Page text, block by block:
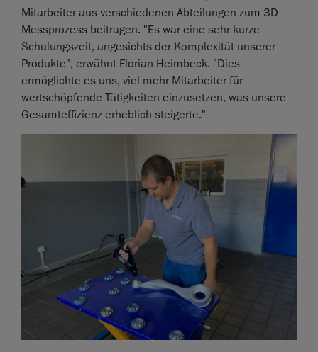
Mitarbeiter aus verschiedenen Abteilungen zum 3D-
Messprozess beitragen. "Es war eine sehr kurze
Schulungszeit, angesichts der Komplexität unserer
Produkte", erwähnt Florian Heimbeck. "Dies
ermöglichte es uns, viel mehr Mitarbeiter für
wertschöpfende Tätigkeiten einzusetzen, was unsere
Gesamteffizienz erheblich steigerte."